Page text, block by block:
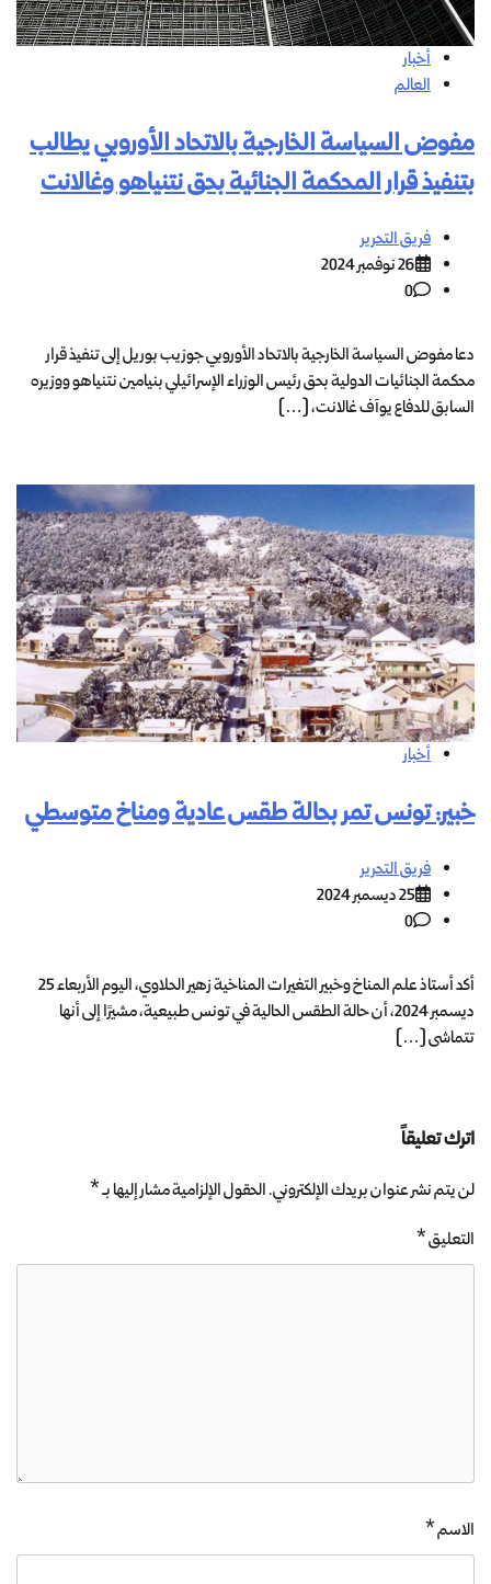
أخبار
العالم
مفوض السياسة الخارجية بالاتحاد الأوروبي يطالب
بتنفيذ قرار المحكمة الجنائية بحق نتنياهو وغالانت
فريق التحرير
26 نوفمبر 2024
0
دعا مفوض السياسة الخارجية بالاتحاد الأوروبي جوزيب بوريل إلى تنفيذ قرار
محكمة الجنائيات الدولية بحق رئيس الوزراء الإسرائيلي بنيامين نتنياهو ووزيره
السابق للدفاع يوآف غالانت، […]
أخبار
خبير: تونس تمر بحالة طقس عادية ومناخ متوسطي
فريق التحرير
25 ديسمبر 2024
0
أكد أستاذ علم المناخ وخبير التغيرات المناخية زهير الحلاوي، اليوم الأربعاء 25
ديسمبر 2024، أن حالة الطقس الحالية في تونس طبيعية، مشيرًا إلى أنها
تتماشى […]
اترك تعليقاً
لن يتم نشر عنوان بريدك الإلكتروني.الحقول الإلزامية مشار إليها بـ*
التعليق*
الاسم*